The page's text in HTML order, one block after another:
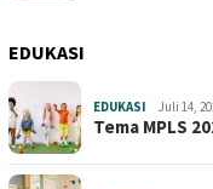
EDUKASI
EDUKASI Juli 14,
Tema MPLS